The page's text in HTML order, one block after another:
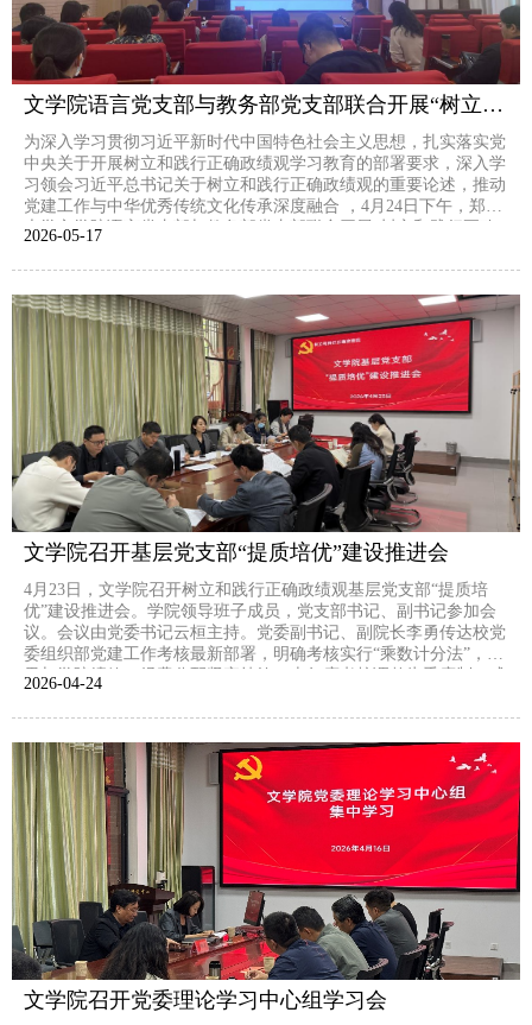
17
2026-05
文学院语言党支部与教务部党支部联合开展“树立和践行正确政绩观”主题党建联建活动
为深入学习贯彻习近平新时代中国特色社会主义思想，扎实落实党
中央关于开展树立和践行正确政绩观学习教育的部署要求，深入学
习领会习近平总书记关于树立和践行正确政绩观的重要论述，推动
党建工作与中华优秀传统文化传承深度融合 ，4月24日下午，郑州
大学文学院语言党支部与教务部党支部联合开展“树立和践行正确
主题座谈交流两个环节，两支部全体党员参加活动。全...
24
2026-04
文学院召开基层党支部“提质培优”建设推进会
4月23日，文学院召开树立和践行正确政绩观基层党支部“提质培
优”建设推进会。学院领导班子成员，党支部书记、副书记参加会
议。会议由党委书记云桓主持。党委副书记、副院长李勇传达校党
委组织部党建工作考核最新部署，明确考核实行“乘数计分法”，结
果与学院绩效、经费分配紧密挂钩；本年度考核调整为季度制，成
绩观引领党建工作提质增效。会议明确学院党建考核安...
文学院召开党委理论学习中心组学习会